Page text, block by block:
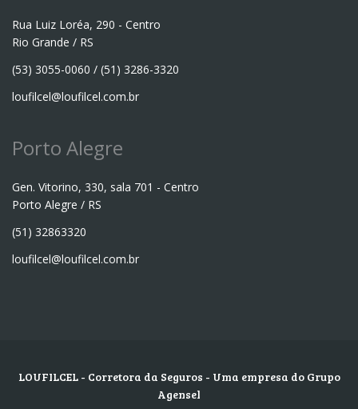
Rua Luiz Loréa, 290 - Centro
Rio Grande / RS
(53) 3055-0060 / (51) 3286-3320
loufilcel@loufilcel.com.br
Porto Alegre
Gen. Vitorino, 330, sala 701 - Centro
Porto Alegre / RS
(51) 32863320
loufilcel@loufilcel.com.br
LOUFILCEL - Corretora da Seguros - Uma empresa do Grupo
Agensel